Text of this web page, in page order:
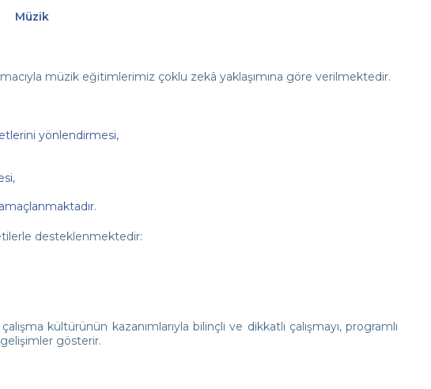
Müzik
müzik eğitimlerimiz çoklu zekâ yaklaşımına göre verilmektedir.
yönlendirmesi,
desteklenmektedir:
kültürünün kazanımlarıyla bilinçli ve dikkatli çalışmayı, programlı
gösterir.